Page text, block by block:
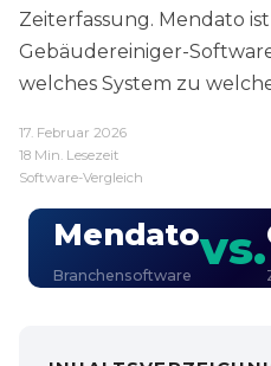
Zeiterfassung. Mendato
Gebäudereiniger-
welches System zu
17. Februar 2026
18 Min. Lesezeit
Software-Vergleich
Mendato
Branchensoftware vs.